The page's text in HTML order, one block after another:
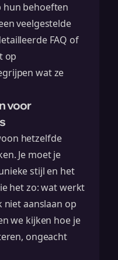
hun behoeften
veelgestelde
FAQ of
op
wat ze
voor
hetzelfde
Je moet je
stijl en het
het zo: wat werkt
niet aanslaan op
we kijken hoe je
ongeacht